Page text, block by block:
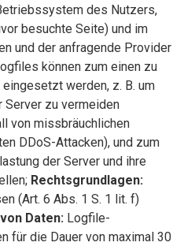
des Nutzers,
besuchte Seite) und im
und der anfragende Provider
können zum einen zu
werden, z. B. um
Server zu vermeiden
von missbräuchlichen
DDoS-Attacken), und zum
der Server und ihre
Rechtsgrundlagen:
(Art. 6 Abs. 1 S. 1 lit. f)
Daten:Logfile-
für die Dauer von maximal 30